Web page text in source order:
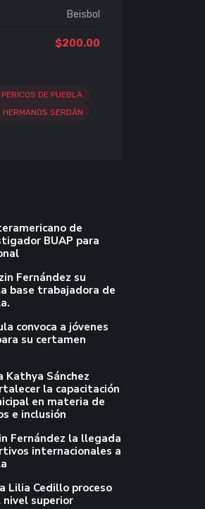
Beisbol
$200.00
PERICOS DE PUEBLA
HERMANOS SERDÁN
de
BUAP para
Fernández su
base trabajadora de
convoca a jóvenes
su certamen
Kathya Sánchez
la capacitación
en materia de
e inclusión
Fernández la llegada
internacionales a
Lilia Cedillo proceso
nivel superior